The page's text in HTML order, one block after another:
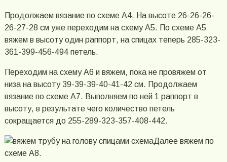
Продолжаем вязание по схеме А4. На высоте 26-26-26-
26-27-28 см уже переходим на схему А5. По схеме А5
вяжем в высоту один раппорт, на спицах теперь 285-323-
361-399-456-494 петель.
Переходим на схему А6 и вяжем, пока не провяжем от
низа на высоту 39-39-39-40-41-42 см. Продолжаем
вязание по схеме А7. Выполняем по ней 1 раппорт в
высоту, в результате чего количество петель
сокращается до 255-289-323-357-408-442.
Далее вяжем по
схеме А8.